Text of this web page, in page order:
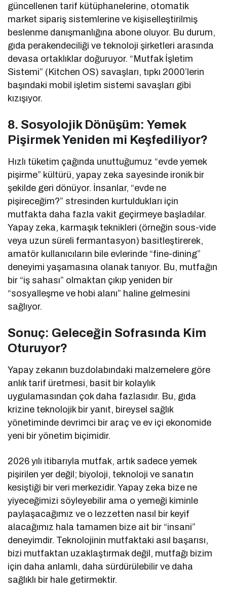
güncellenen tarif kütüphanelerine, otomatik
market sipariş sistemlerine ve kişiselleştirilmiş
beslenme danışmanlığına abone oluyor. Bu durum,
gıda perakendeciliği ve teknoloji şirketleri arasında
devasa ortaklıklar doğuruyor. “Mutfak İşletim
Sistemi” (Kitchen OS) savaşları, tıpkı 2000’lerin
başındaki mobil işletim sistemi savaşları gibi
kızışıyor.
8. Sosyolojik Dönüşüm: Yemek
Pişirmek Yeniden mi Keşfediliyor?
Hızlı tüketim çağında unuttuğumuz “evde yemek
pişirme” kültürü, yapay zeka sayesinde ironik bir
şekilde geri dönüyor. İnsanlar, “evde ne
pişireceğim?” stresinden kurtuldukları için
mutfakta daha fazla vakit geçirmeye başladılar.
Yapay zeka, karmaşık teknikleri (örneğin sous-vide
veya uzun süreli fermantasyon) basitleştirerek,
amatör kullanıcıların bile evlerinde “fine-dining”
deneyimi yaşamasına olanak tanıyor. Bu, mutfağın
bir “iş sahası” olmaktan çıkıp yeniden bir
“sosyalleşme ve hobi alanı” haline gelmesini
sağlıyor.
Sonuç: Geleceğin Sofrasında Kim
Oturuyor?
Yapay zekanın buzdolabındaki malzemelere göre
anlık tarif üretmesi, basit bir kolaylık
uygulamasından çok daha fazlasıdır. Bu, gıda
krizine teknolojik bir yanıt, bireysel sağlık
yönetiminde devrimci bir araç ve ev içi ekonomide
yeni bir yönetim biçimidir.
2026 yılı itibarıyla mutfak, artık sadece yemek
pişirilen yer değil; biyoloji, teknoloji ve sanatın
kesiştiği bir veri merkezidir. Yapay zeka bize ne
yiyeceğimizi söyleyebilir ama o yemeği kiminle
paylaşacağımız ve o lezzetten nasıl bir keyif
alacağımız hala tamamen bize ait bir “insani”
deneyimdir. Teknolojinin mutfaktaki asıl başarısı,
bizi mutfaktan uzaklaştırmak değil, mutfağı bizim
için daha anlamlı, daha sürdürülebilir ve daha
sağlıklı bir hale getirmektir.